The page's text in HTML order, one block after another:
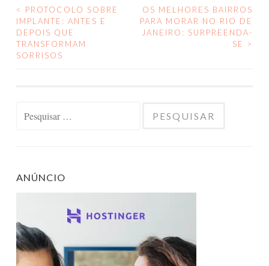
NAVEGAÇÃO
DE
<
PROTOCOLO SOBRE
IMPLANTE: ANTES E
DEPOIS QUE
TRANSFORMAM
SORRISOS
OS MELHORES BAIRROS
PARA MORAR NO RIO DE
JANEIRO: SURPREENDA-
SE
>
ANÚNCIO